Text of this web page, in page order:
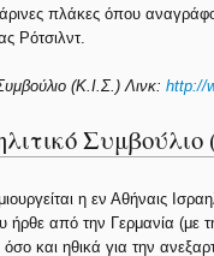
πλάκες όπου
Ρότσιλντ.
Συμβούλιο (Κ.Ι.Σ.) Λινκ:http://
η εν Αθήναις
ήρθε από την Γερμανία
όσο και ηθικά για την